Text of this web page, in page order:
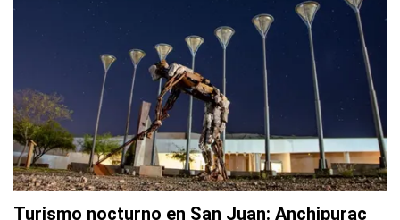
Turismo nocturno en San Juan: Anchipurac